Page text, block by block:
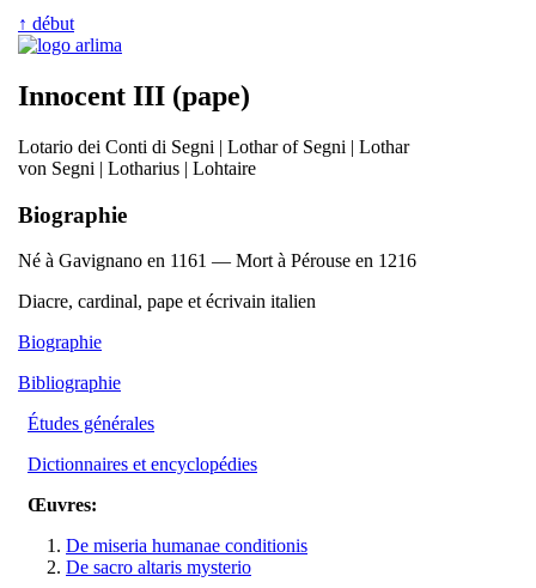
↑ début
Innocent III (pape)
Lotario dei Conti di Segni | Lothar of Segni | Lothar
von Segni | Lotharius | Lohtaire
Biographie
Né à Gavignano en 1161 — Mort à Pérouse en 1216
Diacre, cardinal, pape et écrivain italien
Biographie
Bibliographie
Études générales
Dictionnaires et encyclopédies
Œuvres:
De miseria humanae conditionis
De sacro altaris mysterio